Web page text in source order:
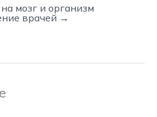
мозг и организм
врачей →